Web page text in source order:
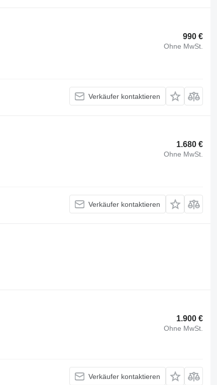
990 €
Ohne MwSt.
Verkäufer kontaktieren
1.680 €
Ohne MwSt.
Verkäufer kontaktieren
1.900 €
Ohne MwSt.
Verkäufer kontaktieren